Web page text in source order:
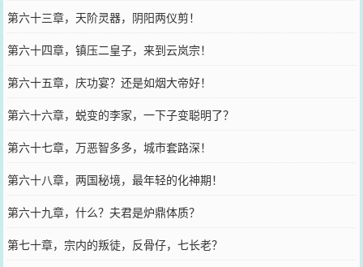
第六十三章，天阶灵器，阴阳两仪剪！
第六十四章，镇压二皇子，来到云岚宗！
第六十五章，庆功宴？还是如烟大帝好！
第六十六章，蜕变的李家，一下子变聪明了？
第六十七章，万恶智多多，城市套路深！
第六十八章，两国秘境，最年轻的化神期！
第六十九章，什么？夫君是炉鼎体质？
第七十章，宗内的叛徒，反骨仔，七长老？